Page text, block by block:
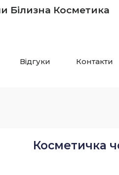
Білизна Косметика
Відгуки Контакти
Косметичка